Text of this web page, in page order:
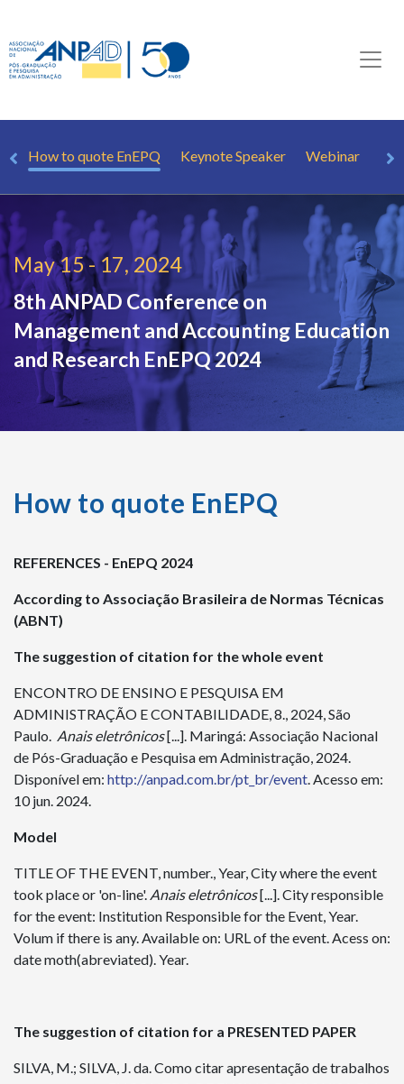
How to quote EnEPQ Keynote Speaker Webinar
May 15 - 17, 2024
8th ANPAD Conference on
Management and Accounting Education
and Research EnEPQ 2024
How to quote EnEPQ
REFERENCES - EnEPQ 2024
According to Associação Brasileira de Normas Técnicas
(ABNT)
The suggestion of citation for the whole event
ENCONTRO DE ENSINO E PESQUISA EM
ADMINISTRAÇÃO E CONTABILIDADE, 8., 2024, São
Paulo. Anais eletrônicos[...]. Maringá: Associação Nacional
de Pós-Graduação e Pesquisa em Administração, 2024.
Disponível em: http://anpad.com.br/pt_br/event. Acesso em:
10 jun. 2024.
Model
TITLE OF THE EVENT, number., Year, City where the event
took place or 'on-line'. Anais eletrônicos[...]. City responsible
for the event: Institution Responsible for the Event, Year.
Volum if there is any. Available on: URL of the event. Acess on:
date moth(abreviated). Year.
The suggestion of citation for a PRESENTED PAPER
SILVA, M.; SILVA, J. da. Como citar apresentação de trabalhos